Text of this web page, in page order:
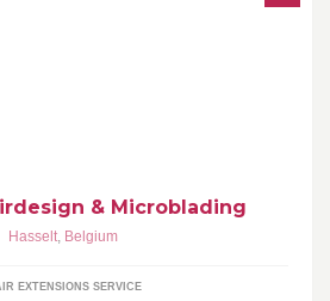
& Microblading
Hasselt, Belgium
EXTENSIONS SERVICE